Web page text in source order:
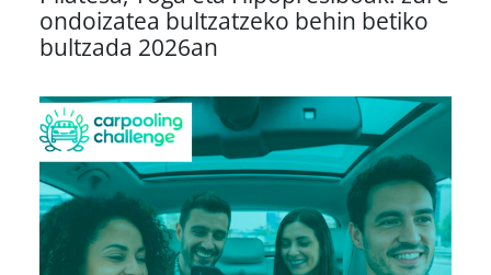
ondoizatea bultzatzeko behin betiko
bultzada 2026an